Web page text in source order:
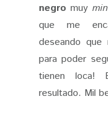
negro muy
que me
deseando
para poder
tienen loca!
resultado. Mil